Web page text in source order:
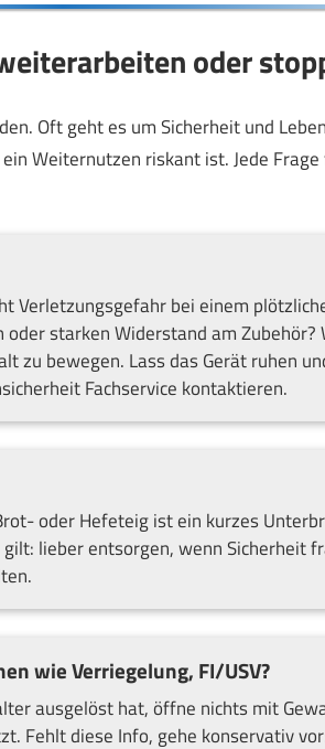
oder
Oft geht es um Sicherheit und
Weiternutzen riskant ist. Jede
Verletzungsgefahr bei einem
starken Widerstand am Zubehör?
zu bewegen. Lass das Gerät ruhen
Fachservice kontaktieren.
oder Hefeteig ist ein kurzes
lieber entsorgen, wenn Sicherheit
wie Verriegelung, FI/USV?
ausgelöst hat, öffne nichts mit
Fehlt diese Info, gehe konservativ